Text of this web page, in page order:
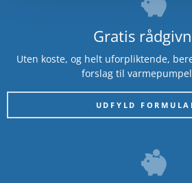
Gratis
Uten koste, og helt uforpliktende,
forslag til
UDFYLD